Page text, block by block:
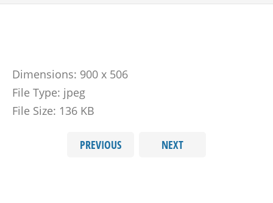
Dimensions: 900 x 506
File Type: jpeg
File Size: 136 KB
PREVIOUS NEXT